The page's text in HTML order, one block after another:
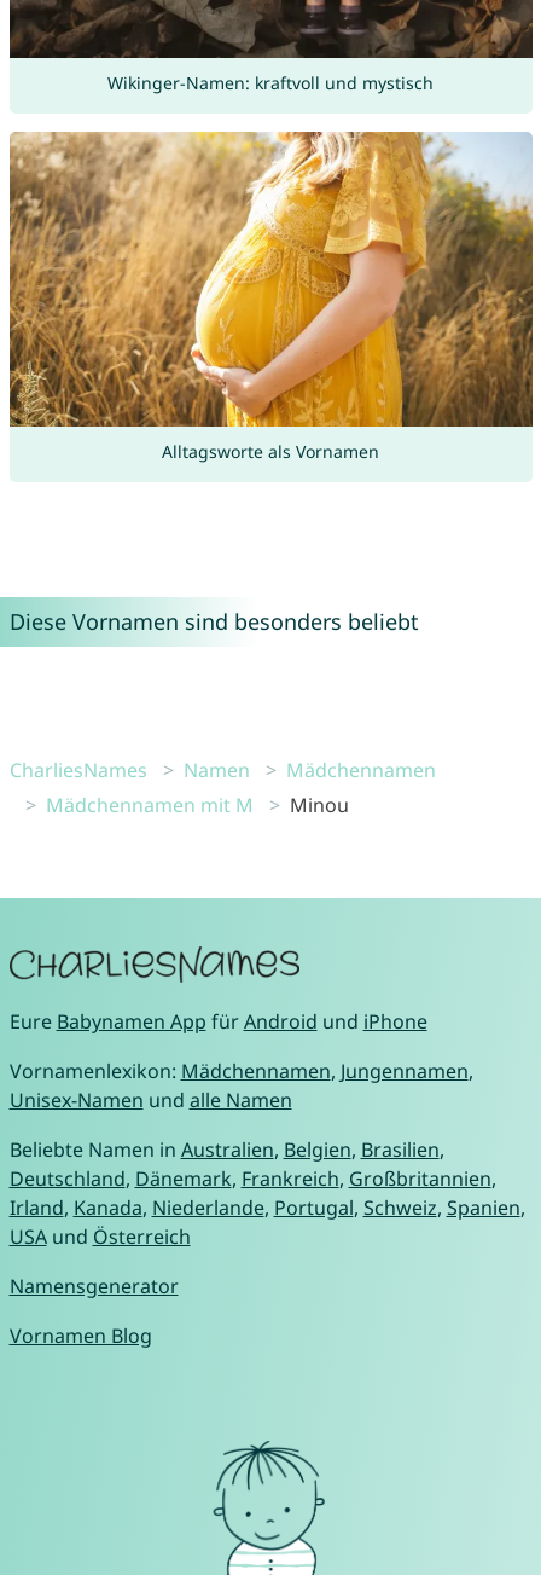
Wikinger-Namen: kraftvoll und mystisch
Alltagsworte als Vornamen
Diese Vornamen sind besonders beliebt
CharliesNames Namen
Mädchennamen
Mädchennamen mit M
Minou
Eure Babynamen App fürAndroid und iPhone
Vornamenlexikon: Mädchennamen, Jungennamen,
Unisex-Namen und alle Namen
Beliebte Namen in Australien, Belgien, Brasilien,
Deutschland, Dänemark, Frankreich, Großbritannien,
Irland, Kanada, Niederlande, Portugal, Schweiz, Spanien,
USAund Österreich
Namensgenerator
Vornamen Blog